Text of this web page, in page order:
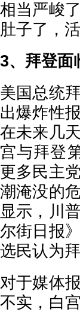
相当严峻
肚子了，
3、拜登面
美国总统
出爆炸性
在未来几
宫与拜登
更多民主
潮淹没的
显示，川
尔街日报
选民认为
对于媒体
不实，白